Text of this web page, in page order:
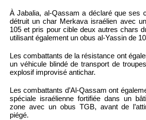
À Jabalia, al-Qassam a déclaré que ses
détruit un char Merkava israélien avec
105 et pris pour cible deux autres chars
utilisant également un obus al-Yassin de
Les combattants de la résistance ont
un véhicule blindé de transport de
explosif improvisé antichar.
Les combattants d’Al-Qassam ont
spéciale israélienne fortifiée dans un
zone avec un obus TGB, avant de
piégé.